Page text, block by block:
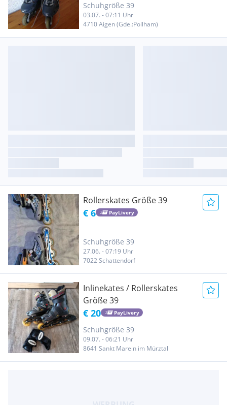
Schuhgröße 39
03.07. - 07:11 Uhr
4710 Aigen (Gde.:Pollham)
Rollerskates Größe 39
€ 6 PayLivery
Schuhgröße 39
27.06. - 07:19 Uhr
7022 Schattendorf
Inlinekates / Rollerskates
Größe 39
€ 20 PayLivery
Schuhgröße 39
09.07. - 06:21 Uhr
8641 Sankt Marein im Mürztal